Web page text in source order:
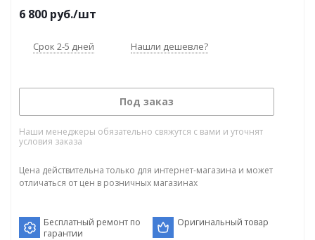
6 800 руб./шт
Срок 2-5 дней Нашли дешевле?
Под заказ
Наши менеджеры обязательно свяжутся с вами и уточнят
условия заказа
Цена действительна только для интернет-магазина и может
отличаться от цен в розничных магазинах
Бесплатный ремонт по
гарантии
Оригинальный товар